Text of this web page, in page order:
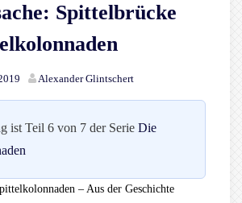
Spittelbrücke
Alexander Glintschert
ist Teil 6 von 7 der Serie Die
– Aus der Geschichte